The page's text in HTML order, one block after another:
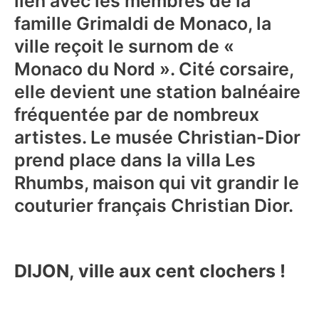
famille Grimaldi de Monaco, la
ville reçoit le surnom de «
Monaco du Nord ». Cité corsaire,
elle devient une station balnéaire
fréquentée par de nombreux
artistes. Le musée Christian-Dior
prend place dans la villa Les
Rhumbs, maison qui vit grandir le
couturier français Christian Dior.
DIJON, ville aux cent clochers !